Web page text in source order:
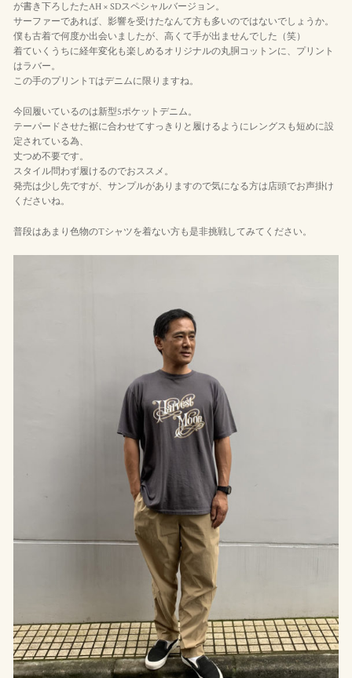
が書き下ろしたたAH × SDスペシャルバージョン。
サーファーであれば、影響を受けたなんて方も多いのではないでしょうか。
僕も古着で何度か出会いましたが、高くて手が出ませんでした（笑）
着ていくうちに経年変化も楽しめるオリジナルの丸胴コットンに、プリント
はラバー。
この手のプリントTはデニムに限りますね。
今回履いているのは新型5ポケットデニム。
テーパードさせた裾に合わせてすっきりと履けるようにレングスも短めに設
定されている為、
丈つめ不要です。
スタイル問わず履けるのでおススメ。
発売は少し先ですが、サンプルがありますので気になる方は店頭でお声掛け
くださいね。
普段はあまり色物のTシャツを着ない方も是非挑戦してみてください。